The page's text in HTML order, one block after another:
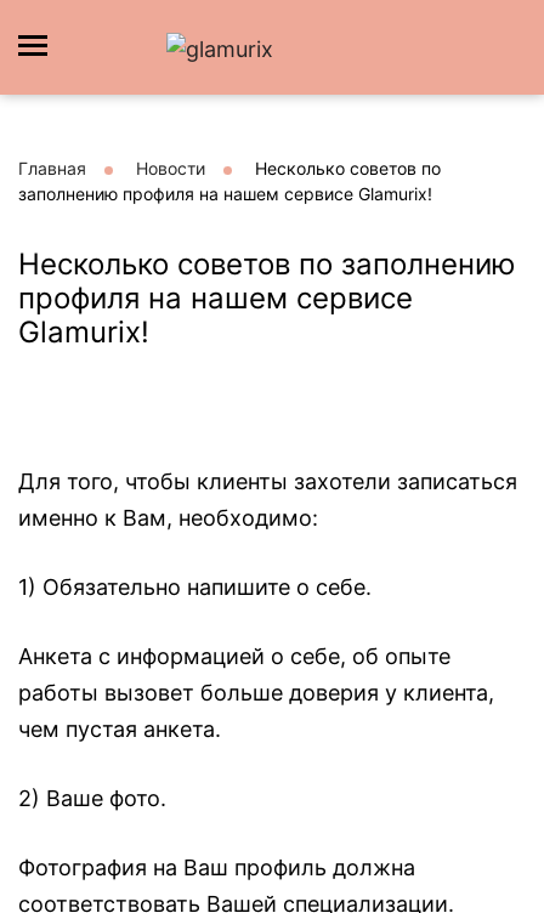
Главная Новости
Несколько советов по
заполнению профиля на нашем сервисе Glamurix!⠀
Несколько советов по заполнению
профиля на нашем сервисе
Glamurix!⠀
Для того, чтобы клиенты захотели записаться
именно к Вам, необходимо:⠀⠀
1) Обязательно напишите о себе.⠀
Анкета с информацией о себе, об опыте
работы вызовет больше доверия у клиента,
чем пустая анкета. ⠀
2) Ваше фото.⠀
Фотография на Ваш профиль должна
соответствовать Вашей специализации.